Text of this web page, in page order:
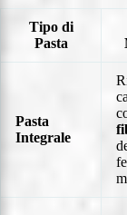
Tipo di
Pasta
Pasta
Integrale